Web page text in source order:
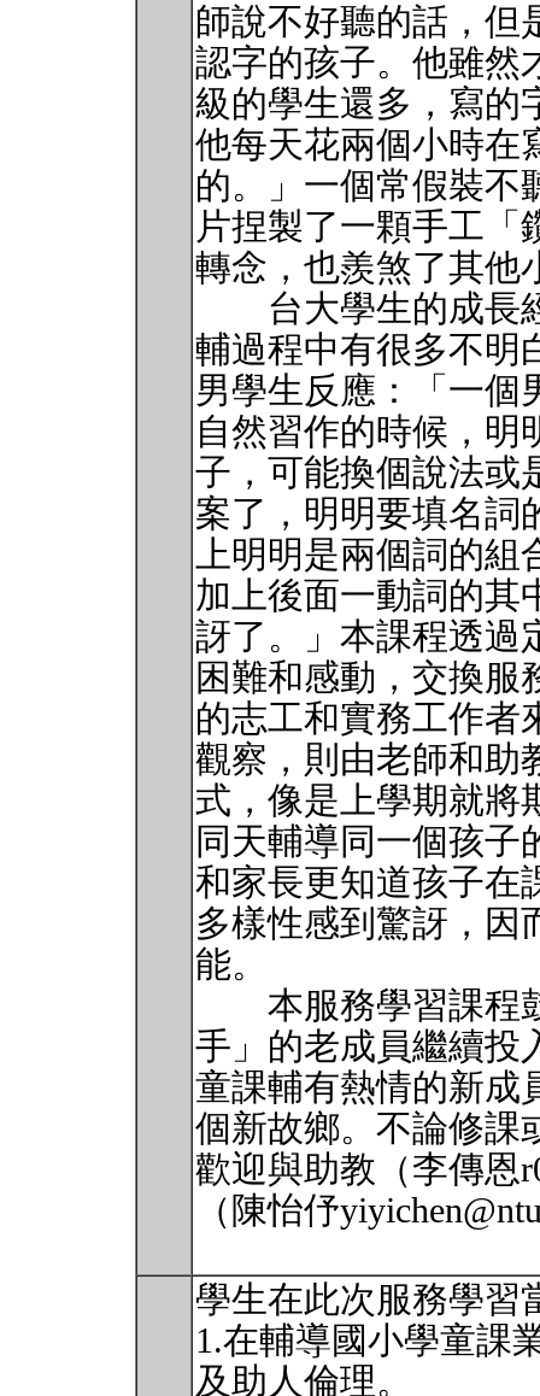
師說不好聽的話，但
認字的孩子。他雖然
級的學生還多，寫的
他每天花兩個小時在
的。」一個常假裝不
片捏製了一顆手工「
轉念，也羨煞了其他
台大學生的成長經
輔過程中有很多不明
男學生反應：「一個
自然習作的時候，明
子，可能換個說法或
案了，明明要填名詞
上明明是兩個詞的組
加上後面一動詞的其
訝了。」本課程透過
困難和感動，交換服
的志工和實務工作者
觀察，則由老師和助
式，像是上學期就將
同天輔導同一個孩子
和家長更知道孩子在
多樣性感到驚訝，因
能。
本服務學習課程
手」的老成員繼續投
童課輔有熱情的新成
個新故鄉。不論修課
歡迎與助教（李傳恩
（陳怡伃
學生在此次服務學習
1.在輔導國小學童課
及助人倫理。